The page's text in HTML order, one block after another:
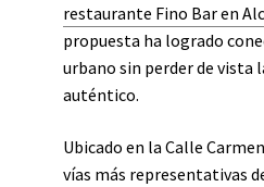
restaurante Fino Bar en
propuesta ha logrado
urbano sin perder de vista
auténtico.
Ubicado en la Calle
vías más representativas